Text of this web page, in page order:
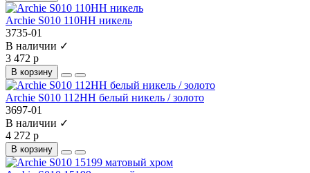
Archie S010 110HH никель
3735-01
В наличии ✓
3 472 р
В корзину
Archie S010 112HH белый никель / золото
3697-01
В наличии ✓
4 272 р
В корзину